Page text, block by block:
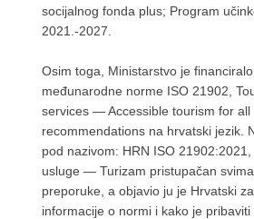
socijalnog fonda plus; Program
2021.-2027.
Osim toga, Ministarstvo je
međunarodne norme ISO 21902,
services — Accessible tourism for
recommendations na hrvatski jezik.
pod nazivom: HRN ISO
usluge — Turizam pristupačan
preporuke, a objavio ju je Hrvatski
informacije o normi i kako je